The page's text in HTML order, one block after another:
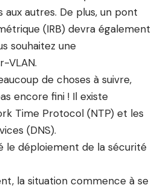
aux autres. De plus, un pont
(IRB) devra également
souhaitez une
VLAN.
de choses à suivre,
encore fini ! Il existe
Time Protocol (NTP) et les
(DNS).
le déploiement de la sécurité
la situation commence à se